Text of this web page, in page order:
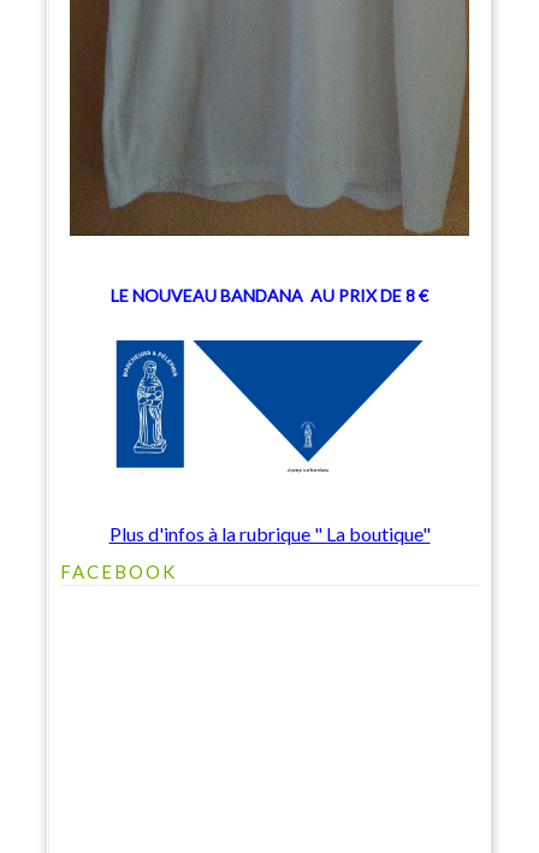
LE NOUVEAU BANDANA AU PRIX DE 8 €
Plus d'infos à la rubrique " La boutique"
FACEBOOK